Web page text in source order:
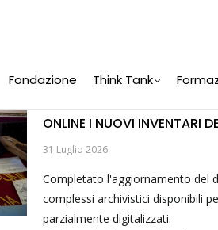
Navigation
Fondazione Think Tank
ONLINE I NUOVI INVENTARI
31 Luglio 2026
Completato l'aggiornamento del
complessi archivistici disponibili
parzialmente digitalizzati.